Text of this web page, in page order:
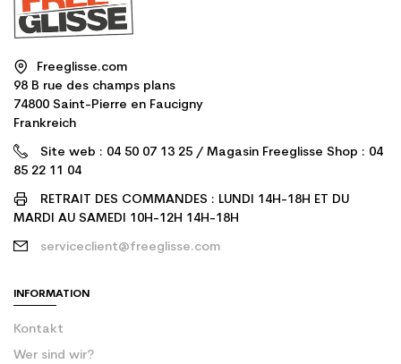
Freeglisse.com
98 B rue des champs plans
74800 Saint-Pierre en Faucigny
Frankreich
Site web : 04 50 07 13 25 / Magasin Freeglisse Shop : 04
85 22 11 04
RETRAIT DES COMMANDES : LUNDI 14H-18H ET DU
MARDI AU SAMEDI 10H-12H 14H-18H
serviceclient@freeglisse.com
INFORMATION
Kontakt
Wer sind wir?